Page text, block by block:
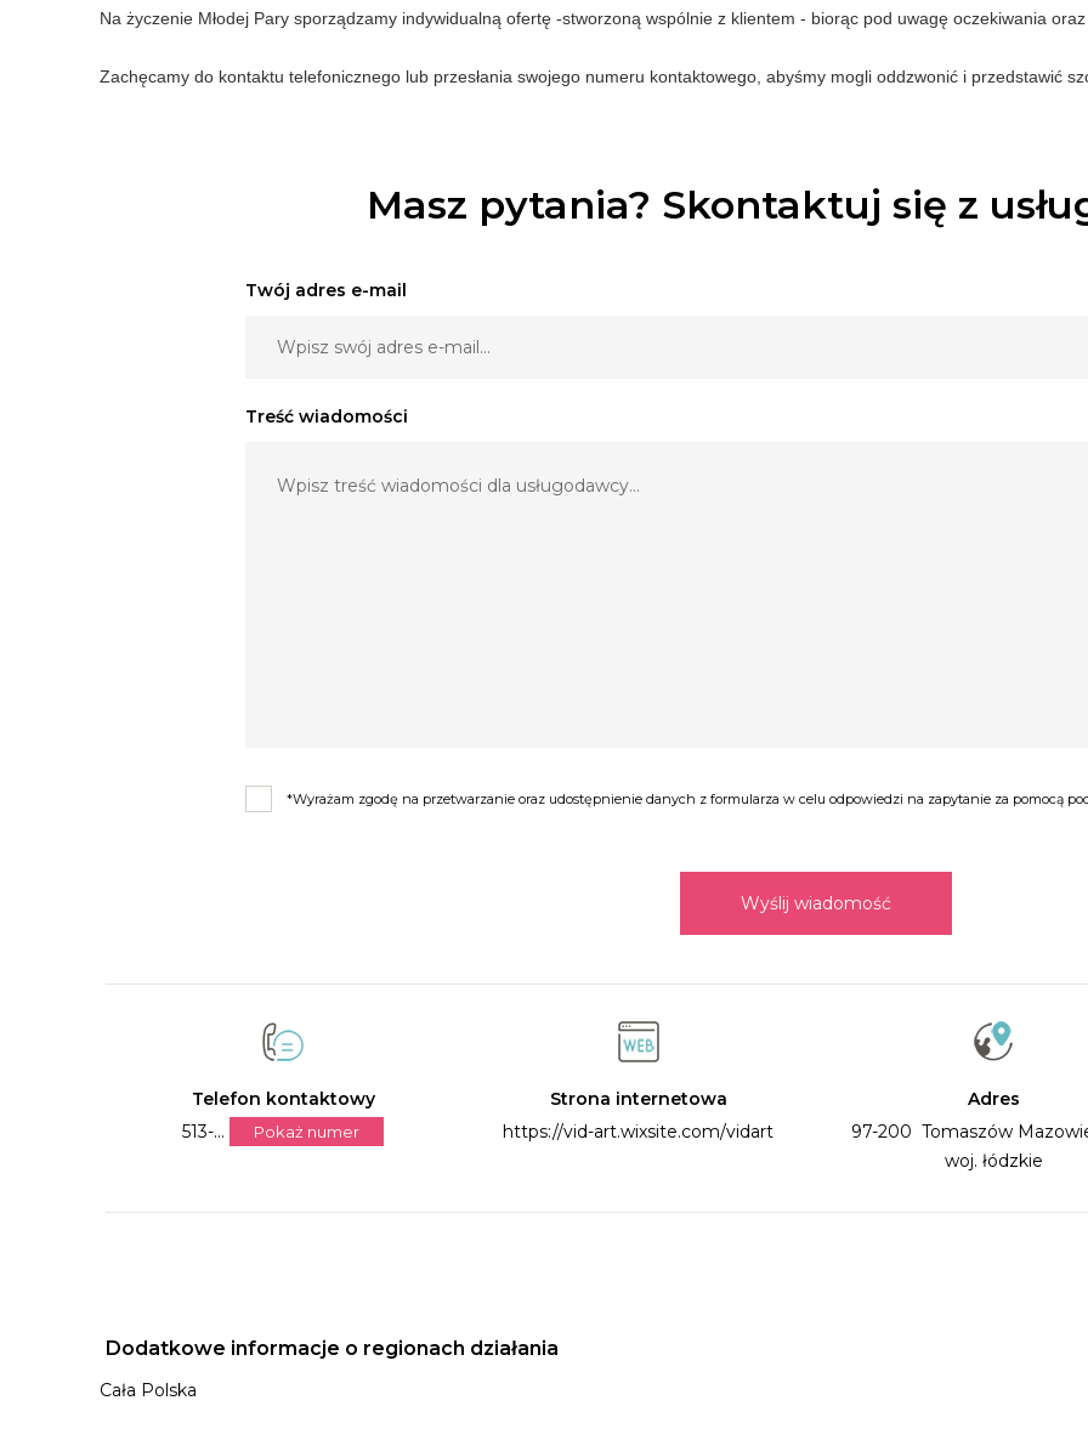
Na życzenie Młodej Pary sporządzamy indywidualną ofertę -stworzoną wspólnie z klientem - biorąc pod uwagę oczekiwania oraz
Zachęcamy do kontaktu telefonicznego lub przesłania swojego numeru kontaktowego, abyśmy mogli oddzwonić i przedstawić
Masz pytania? Skontaktuj się z
Twój adres e-mail
Treść wiadomości
*Wyrażam zgodę na przetwarzanie oraz udostępnienie danych z formularza w celu odpowiedzi na zapytanie za pomocą
Wyślij wiadomość
Telefon kontaktowy
513-...
Pokaż numer
Strona internetowa
https://vid-art.wixsite.com/vidart
Adres
97-200 Tomaszów
woj. łódzkie
Dodatkowe informacje o regionach działania
Cała Polska